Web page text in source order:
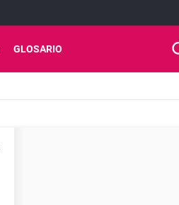
GLOSARIO